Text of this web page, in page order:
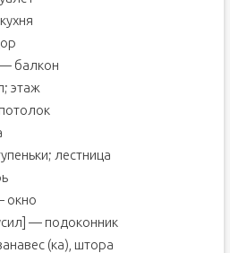
балкон
этаж
лестница
окно
— подоконник
(ка), штора